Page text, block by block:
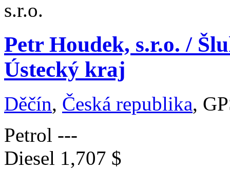
Petr Houdek, s.r.o. /
Ústecký kraj
Děčín, Česká republika,
Petrol ---
Diesel 1,707 $